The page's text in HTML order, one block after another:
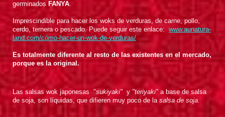
germinados FANYA.
Imprescindible para hacer los woks de verduras, de carne, pollo,
cerdo, ternera o pescado. Puede seguir este enlace:
www.aunatura-
land.com/cómo-hacer-un-wok-de-verduras/
Es totalmente diferente al resto de las existentes en el mercado,
porque es la original.
Las salsas wok japonesas "sukiyaki" y "teriyaki" a base de salsa
de soja, son líquidas, que difieren muy poco de la salsa de soja.